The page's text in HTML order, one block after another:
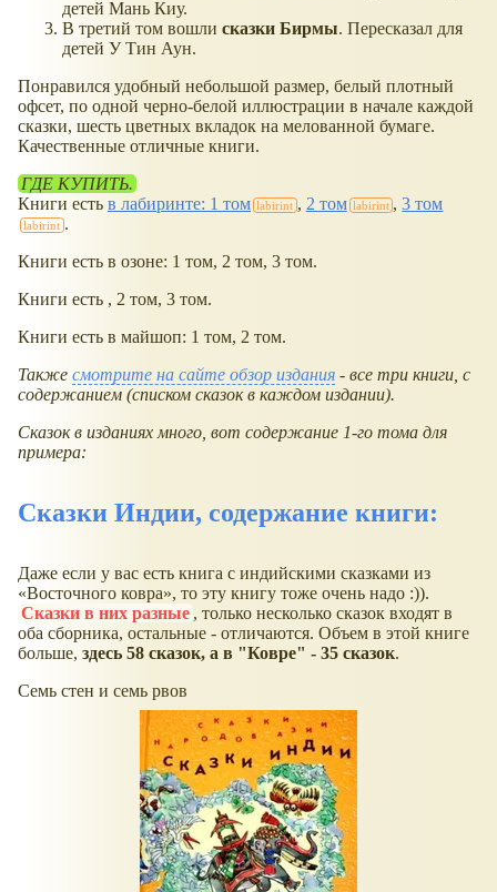
детей Мань Киу.
В третий том вошли сказки Бирмы. Пересказал для
детей У Тин Аун.
Понравился удобный небольшой размер, белый плотный
офсет, по одной черно-белой иллюстрации в начале каждой
сказки, шесть цветных вкладок на мелованной бумаге.
Качественные отличные книги.
ГДЕ КУПИТЬ.
Книги есть в лабиринте: 1 том , 2 том ,3 том
.
Книги есть в озоне: 1 том, 2 том, 3 том.
Книги есть , 2 том, 3 том.
Книги есть в майшоп: 1 том, 2 том.
Также смотрите на сайте обзор издания - все три книги, с
содержанием (списком сказок в каждом издании).
Сказок в изданиях много, вот содержание 1-го тома для
примера:
Сказки Индии, содержание книги:
Даже если у вас есть книга с индийскими сказками из
Восточного ковра , то эту книгу тоже очень надо :)).
Сказки в них разные , только несколько сказок входят в
оба сборника, остальные - отличаются. Объем в этой книге
больше, здесь 58 сказок, а в "Ковре" - 35 сказок.
Семь стен и семь рвов